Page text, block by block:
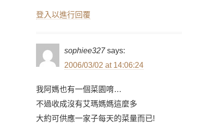
登入以進行回覆
sophiee327 says:
2006/03/02 at 14:06:24
我阿媽也有一個菜園唷…
不過收成沒有艾瑪媽媽這麼多
大約可供應一家子每天的菜量而已!